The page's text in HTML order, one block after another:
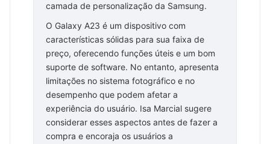
camada de personalização da Samsung.
O Galaxy A23 é um dispositivo com
características sólidas para sua faixa de
preço, oferecendo funções úteis e um bom
suporte de software. No entanto, apresenta
limitações no sistema fotográfico e no
desempenho que podem afetar a
experiência do usuário. Isa Marcial sugere
considerar esses aspectos antes de fazer a
compra e encoraja os usuários a